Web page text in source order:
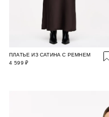
ПЛАТЬЕ ИЗ САТИНА С РЕМНЕМ
4 599 ₽